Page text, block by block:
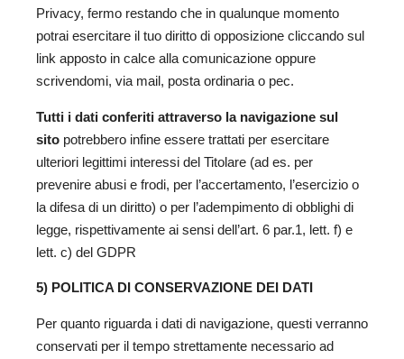
Privacy, fermo restando che in qualunque momento
potrai esercitare il tuo diritto di opposizione cliccando sul
link apposto in calce alla comunicazione oppure
scrivendomi, via mail, posta ordinaria o pec.
Tutti i dati conferiti attraverso la navigazione sul
sito potrebbero infine essere trattati per esercitare
ulteriori legittimi interessi del Titolare (ad es. per
prevenire abusi e frodi, per l’accertamento, l’esercizio o
la difesa di un diritto) o per l’adempimento di obblighi di
legge, rispettivamente ai sensi dell’art. 6 par.1, lett. f) e
lett. c) del GDPR
5) POLITICA DI CONSERVAZIONE DEI DATI
Per quanto riguarda i dati di navigazione, questi verranno
conservati per il tempo strettamente necessario ad